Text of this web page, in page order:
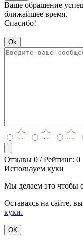
Ваше обращение
ближайшее время.
Спасибо!
Ok
Отзывы 0 / Рейтинг: 0
Используем куки
Мы делаем это чтобы
Оставаясь на сайте,
куки.
ОК